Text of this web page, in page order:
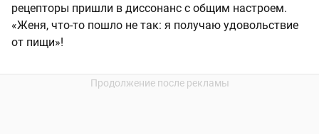
рецепторы пришли в диссонанс с общим настроем.
«Женя, что-то пошло не так: я получаю удовольствие
от пищи»!